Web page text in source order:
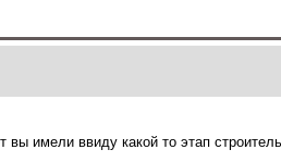
имели ввиду какой то этап